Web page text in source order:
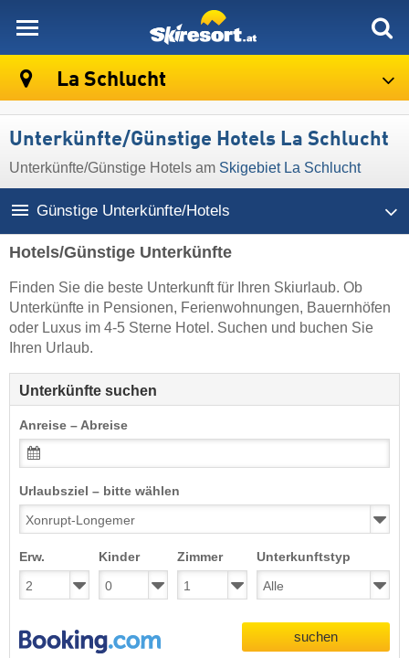
La Schlucht
Unterkünfte/Günstige Hotels La Schlucht
Unterkünfte/Günstige Hotels am Skigebiet La Schlucht
Günstige Unterkünfte/Hotels
Hotels/Günstige Unterkünfte
Finden Sie die beste Unterkunft für Ihren Skiurlaub. Ob
Unterkünfte in Pensionen, Ferienwohnungen, Bauernhöfen
oder Luxus im 4-5 Sterne Hotel. Suchen und buchen Sie
Ihren Urlaub.
Unterkünfte suchen
Anreise – Abreise
Urlaubsziel – bitte wählen
Erw. Kinder Zimmer Unterkunftstyp
suchen